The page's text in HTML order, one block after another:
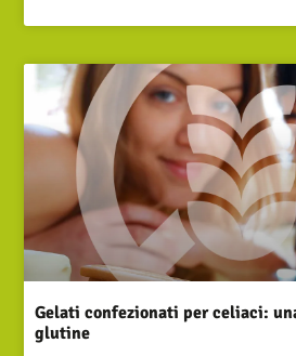
Gelati confezionati per celiaci:
glutine